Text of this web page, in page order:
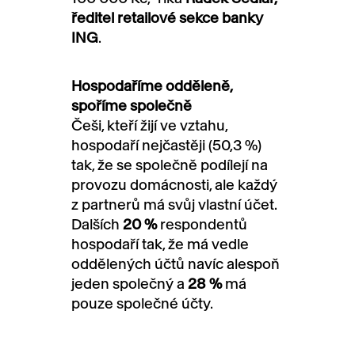
ředitel retailové sekce banky
ING.
Hospodaříme odděleně,
spoříme společně
Češi, kteří žijí ve vztahu,
hospodaří nejčastěji (50,3 %)
tak, že se společně podílejí na
provozu domácnosti, ale každý
z partnerů má svůj vlastní účet.
Dalších 20 %respondentů
hospodaří tak, že má vedle
oddělených účtů navíc alespoň
jeden společný a 28 %má
pouze společné účty.